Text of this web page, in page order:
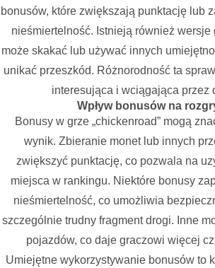
bonusów, które zwiększają punktację lub
nieśmiertelność. Istnieją również wersje
może skakać lub używać innych
unikać przeszkód. Różnorodność ta
interesująca i wciągająca przez
Wpływ bonusów na
Bonusy w grze „chickenroad” mogą
wynik. Zbieranie monet lub innych
zwiększyć punktację, co pozwala na
miejsca w rankingu. Niektóre bonusy
nieśmiertelność, co umożliwia
szczególnie trudny fragment drogi. Inne
pojazdów, co daje graczowi więcej
Umiejętne wykorzystywanie bonusów to